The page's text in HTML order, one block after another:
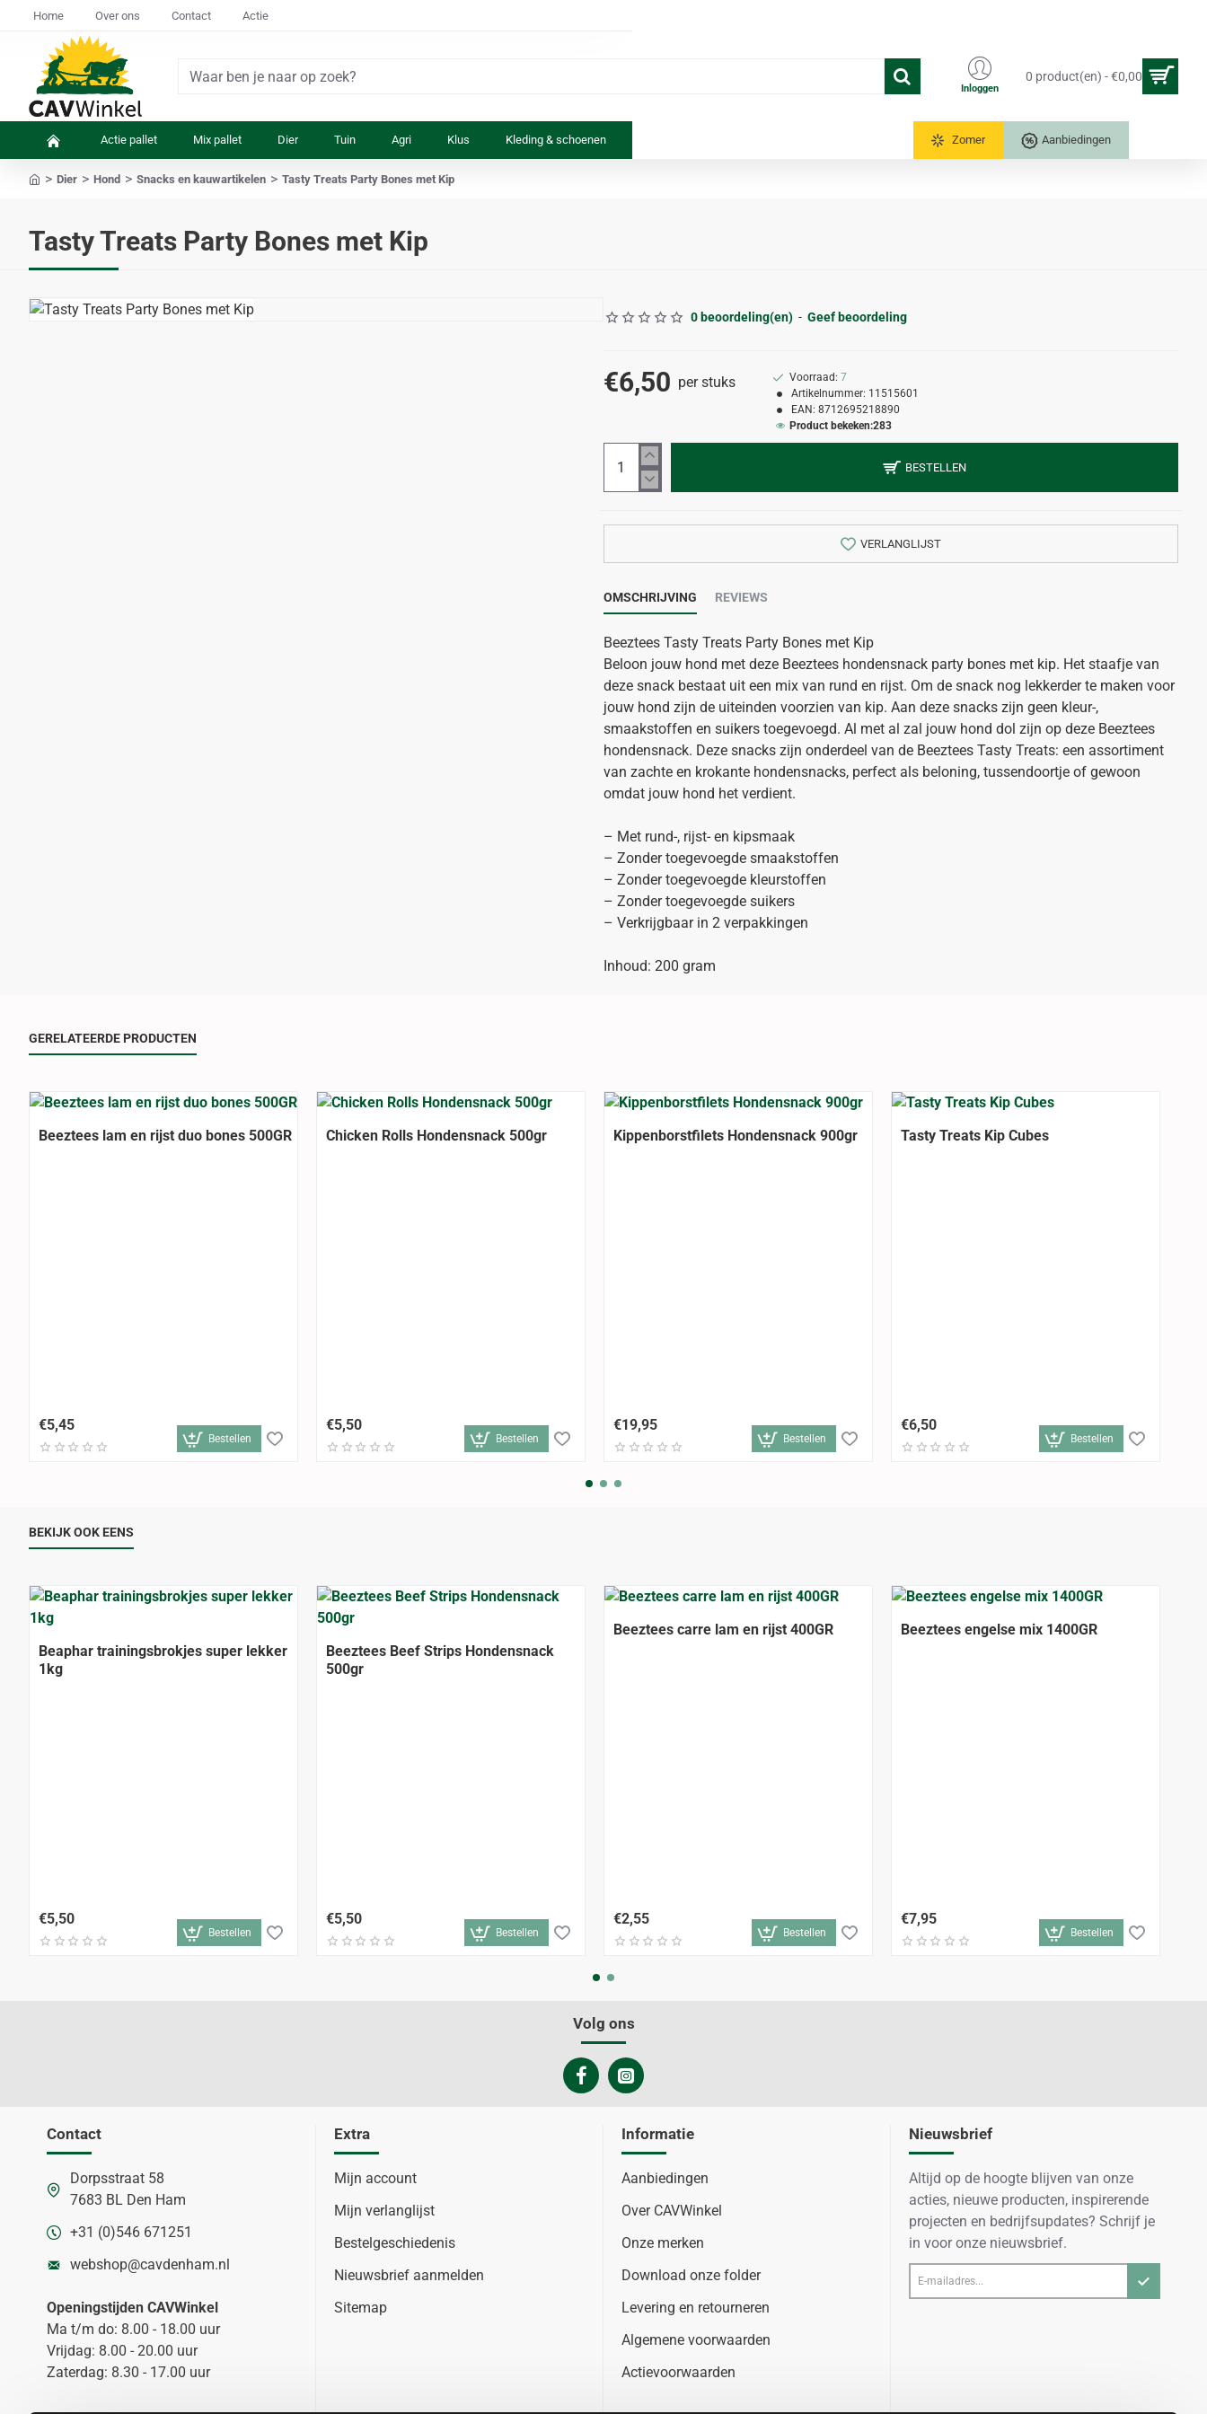
Home Over ons Contact Actie
Waar
op
Inloggen
0 product(en) - €0,00
Actie pallet Mix pallet Dier Tuin Agri Klus Kleding & schoenen Zomer Aanbiedingen
Tasty Treats Party Bones met Kip
Dier Hond Snacks en kauwartikelen Tasty Treats Party Bones met Kip
0 beoordeling(en) - Geef beoordeling
€6,50 per stuks Voorraad: 7
Artikelnummer: 11515601
EAN: 8712695218890
Product bekeken:283
BESTELLEN
VERLANGLIJST
OMSCHRIJVING REVIEWS
Beeztees Tasty Treats Party Bones met Kip
Beloon jouw hond met deze Beeztees hondensnack party bones met kip. Het staafje van
deze snack bestaat uit een mix van rund en rijst. Om de snack nog lekkerder te maken voor
jouw hond zijn de uiteinden voorzien van kip. Aan deze snacks zijn geen kleur-,
smaakstoffen en suikers toegevoegd. Al met al zal jouw hond dol zijn op deze Beeztees
hondensnack. Deze snacks zijn onderdeel van de Beeztees Tasty Treats: een assortiment
van zachte en krokante hondensnacks, perfect als beloning, tussendoortje of gewoon
omdat jouw hond het verdient.
– Met rund-, rijst- en kipsmaak
– Zonder toegevoegde smaakstoffen
– Zonder toegevoegde kleurstoffen
– Zonder toegevoegde suikers
– Verkrijgbaar in 2 verpakkingen
Inhoud: 200 gram
GERELATEERDE PRODUCTEN
Beeztees lam en rijst duo bones 500GR
€5,45
Bestellen
Chicken Rolls Hondensnack 500gr
€5,50
Bestellen
Kippenborstfilets Hondensnack 900gr
€19,95
Bestellen
Tasty Treats Kip Cubes
€6,50
Bestellen
BEKIJK OOK EENS
Beaphar trainingsbrokjes super lekker
1kg
€5,50
Bestellen
Beeztees Beef Strips Hondensnack
500gr
€5,50
Bestellen
Beeztees carre lam en rijst 400GR
€2,55
Bestellen
Beeztees engelse mix 1400GR
€7,95
Bestellen
Volg ons
Contact
Dorpsstraat 58
7683 BL Den Ham
+31 (0)546 671251
webshop@cavdenham.nl
Openingstijden CAVWinkel
Ma t/m do: 8.00 - 18.00 uur
Vrijdag: 8.00 - 20.00 uur
Zaterdag: 8.30 - 17.00 uur
Extra
Mijn account
Mijn verlanglijst
Bestelgeschiedenis
Nieuwsbrief aanmelden
Sitemap
Informatie
Aanbiedingen
Over CAVWinkel
Onze merken
Download onze folder
Levering en retourneren
Algemene voorwaarden
Actievoorwaarden
Nieuwsbrief
Altijd op de hoogte blijven van onze
acties, nieuwe producten, inspirerende
projecten en bedrijfsupdates? Schrijf je
in voor onze nieuwsbrief.
E-
mailadres...